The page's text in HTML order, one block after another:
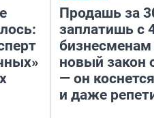
Продашь за
заплатишь с
бизнесменам
новый закон о
— он коснется
и даже